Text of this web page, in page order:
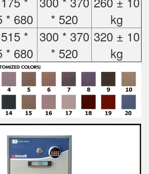
* 680
* 520
kg
*
* 680
300 * 370
* 520
320 ± 10
kg